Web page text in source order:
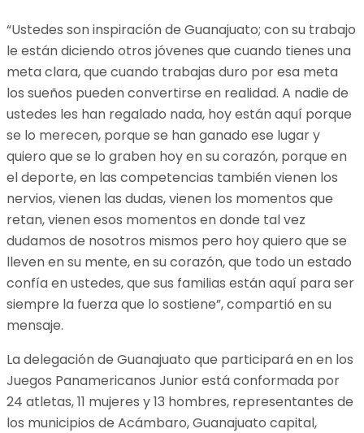
“Ustedes son inspiración de Guanajuato; con su trabajo
le están diciendo otros jóvenes que cuando tienes una
meta clara, que cuando trabajas duro por esa meta
los sueños pueden convertirse en realidad. A nadie de
ustedes les han regalado nada, hoy están aquí porque
se lo merecen, porque se han ganado ese lugar y
quiero que se lo graben hoy en su corazón, porque en
el deporte, en las competencias también vienen los
nervios, vienen las dudas, vienen los momentos que
retan, vienen esos momentos en donde tal vez
dudamos de nosotros mismos pero hoy quiero que se
lleven en su mente, en su corazón, que todo un estado
confía en ustedes, que sus familias están aquí para ser
siempre la fuerza que lo sostiene”, compartió en su
mensaje.
La delegación de Guanajuato que participará en en los
Juegos Panamericanos Junior está conformada por
24 atletas, 11 mujeres y 13 hombres, representantes de
los municipios de Acámbaro, Guanajuato capital,